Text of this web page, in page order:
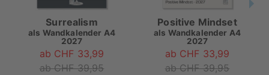
Surrealism
als Wandkalender A4
2027
ab CHF 33,99
ab CHF 39,95
Positive Mindset
als Wandkalender A4
2027
ab CHF 33,99
ab CHF 39,95